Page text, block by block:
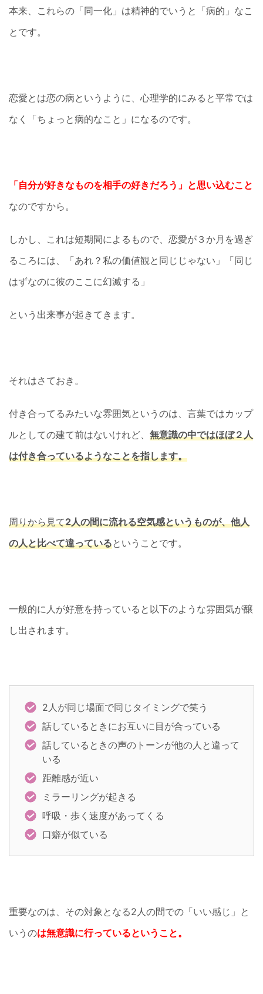
本来、これらの「同一化」は精神的でいうと「病的」なこ
とです。
恋愛とは恋の病というように、心理学的にみると平常では
なく「ちょっと病的なこと」になるのです。
「自分が好きなものを相手の好きだろう」と思い込むこと
なのですから。
しかし、これは短期間によるもので、恋愛が３か月を過ぎ
るころには、「あれ？私の価値観と同じじゃない」「同じ
はずなのに彼のここに幻滅する」
という出来事が起きてきます。
それはさておき。
付き合ってるみたいな雰囲気というのは、言葉ではカップ
ルとしての建て前はないけれど、 無意識の中ではほぼ２人
は付き合っているようなことを指します。
周りから見て2人の間に流れる空気感というものが、他人
の人と比べて違っているということです。
一般的に人が好意を持っていると以下のような雰囲気が醸
し出されます。
2人が同じ場面で同じタイミングで笑う
話しているときにお互いに目が合っている
話しているときの声のトーンが他の人と違って
いる
距離感が近い
ミラーリングが起きる
呼吸・歩く速度があってくる
口癖が似ている
重要なのは、その対象となる2人の間での「いい感じ」と
いうのは無意識に行っているということ。